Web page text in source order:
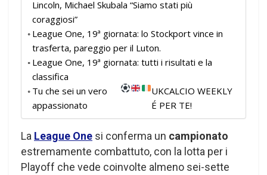
Lincoln, Michael Skubala “Siamo stati più
coraggiosi”
League One, 19ª giornata: lo Stockport vince in
trasferta, pareggio per il Luton.
League One, 19ª giornata: tutti i risultati e la
classifica
Tu che sei un vero
appassionato
UKCALCIO WEEKLY
É PER TE!
La League One si conferma un campionato
estremamente combattuto, con la lotta per i
Playoff che vede coinvolte almeno sei-sette